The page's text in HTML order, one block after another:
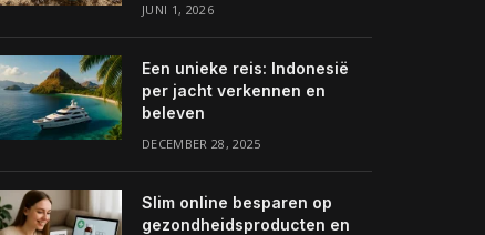
JUNI 1, 2026
Een unieke reis: Indonesië
per jacht verkennen en
beleven
DECEMBER 28, 2025
Slim online besparen op
gezondheidsproducten en